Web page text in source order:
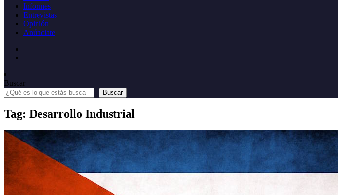
Informes
Entrevistas
Opinión
Anúnciate
Buscar
Buscar
Tag: Desarrollo Industrial